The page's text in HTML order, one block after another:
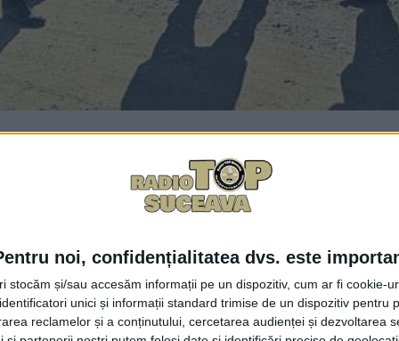
noi, confidențialitatea dvs. este
stocăm și/sau accesăm informații pe un dispozitiv, cum ar fi cookie-
unici și informații standard trimise de un dispozitiv pentru
reclamelor și a conținutului, cercetarea audienței și dezvoltarea
octombrie pentru continuarea lucrărilor de consolidare
provizoriu și fiind vorba despre o perioadă în
care anunțase închiderea podului, a anunțat
un pod provizoriu, fiindcă așa a hotărît proiectantul.
circulație și de tonaj. Serios? DRDP Iași își bate joc
Eugen Girigan, referitor la lucrările de la